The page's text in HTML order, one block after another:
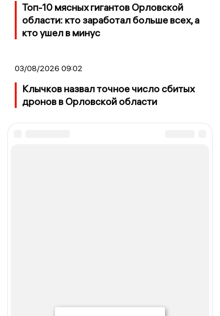
Топ-10 мясных гигантов Орловской
области: кто заработал больше всех, а
кто ушел в минус
03/08/2026 09:02
Клычков назвал точное число сбитых
дронов в Орловской области